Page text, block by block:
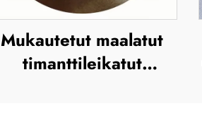
Mukautetut maalatut
timanttileikatut